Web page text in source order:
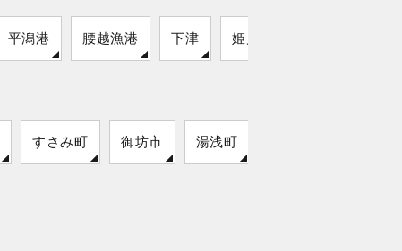
平潟港 腰越漁港 下津 姫川港
すさみ町 御坊市 湯浅町